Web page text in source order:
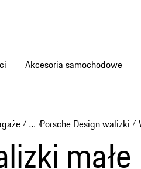
Akcesoria samochodowe
/ …
Reveal collapsed
/Porsche Design walizki /
małe